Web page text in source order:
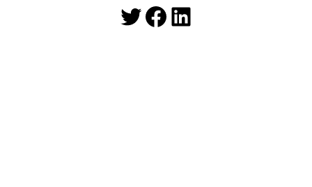
Twitter
Facebook
LinkedIn